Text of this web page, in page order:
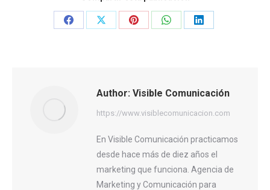
Share
Share
Share
Share
Share
Author: Visible Comunicación
https://www.visiblecomunicacion.com
En Visible Comunicación practicamos
desde hace más de diez años el
marketing que funciona. Agencia de
Marketing y Comunicación para